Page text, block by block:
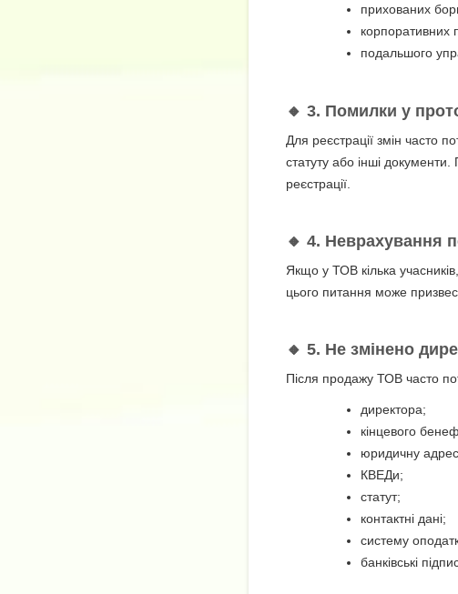
прихованих
корпоративних
подальшого
🔸 3. Помилки у
Для реєстрації змін часто
статуту або інші
реєстрації.
🔸 4. Неврахування
Якщо у ТОВ кілька
цього питання може
🔸 5. Не змінено
Після продажу ТОВ часто
директора;
кінцевого
юридичну
КВЕДи;
статут;
контактні дані;
систему
банківські